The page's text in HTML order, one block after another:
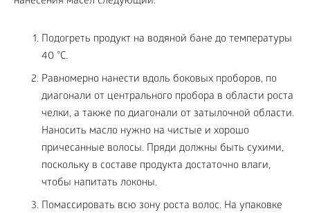
Подогреть продукт на водяной бане до температуры
40 °С.
Равномерно нанести вдоль боковых проборов, по
диагонали от центрального пробора в области роста
челки, а также по диагонали от затылочной области.
Наносить масло нужно на чистые и хорошо
причесанные волосы. Пряди должны быть сухими,
поскольку в составе продукта достаточно влаги,
чтобы напитать локоны.
Помассировать всю зону роста волос. На упаковке